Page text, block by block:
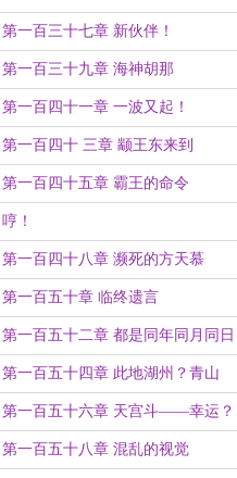
第一百三十七章 新伙伴！
第一百三十九章 海神胡那
第一百四十一章 一波又起！
第一百四十 三章 颛王东来到
第一百四十五章 霸王的命令
哼！
第一百四十八章 濒死的方天慕
第一百五十章 临终遗言
第一百五十二章 都是同年同月同日
生？
第一百五十四章 此地湖州？青山
峰？
第一百五十六章 天宫斗——幸运？
第一百五十八章 混乱的视觉